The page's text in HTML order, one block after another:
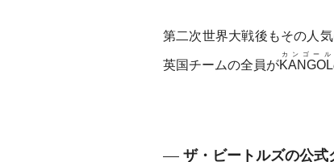
第二次世界大戦後もその人
英国チームの全員がKANGOL
カンゴール
ザ・ビートルズの公式